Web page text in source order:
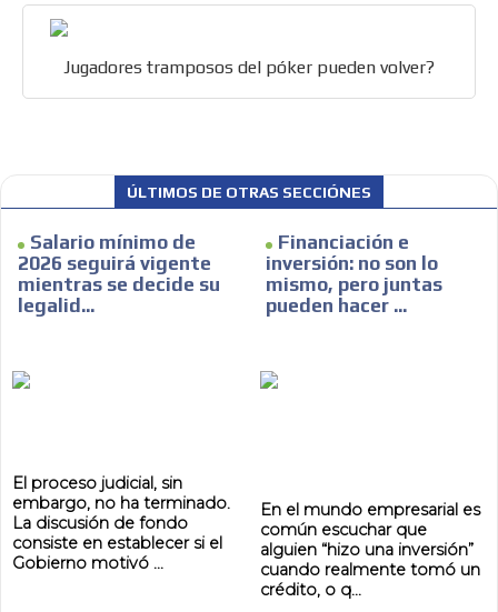
Jugadores tramposos del póker pueden volver?
ÚLTIMOS DE OTRAS SECCIÓNES
Salario mínimo de
2026 seguirá vigente
mientras se decide su
legalid...
El proceso judicial, sin
embargo, no ha terminado.
La discusión de fondo
consiste en establecer si el
Gobierno motivó ...
Financiación e
inversión: no son lo
mismo, pero juntas
pueden hacer ...
En el mundo empresarial es
común escuchar que
alguien “hizo una inversión”
cuando realmente tomó un
crédito, o q...
ADVERTISEMENT
ADVERTISEMENT